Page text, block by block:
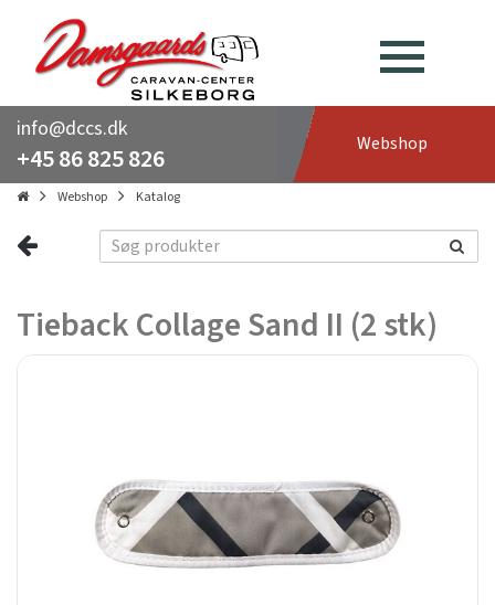
info@dccs.dk
+45 86 825 826 Webshop
Webshop Katalog
Tieback Collage Sand II (2 stk)